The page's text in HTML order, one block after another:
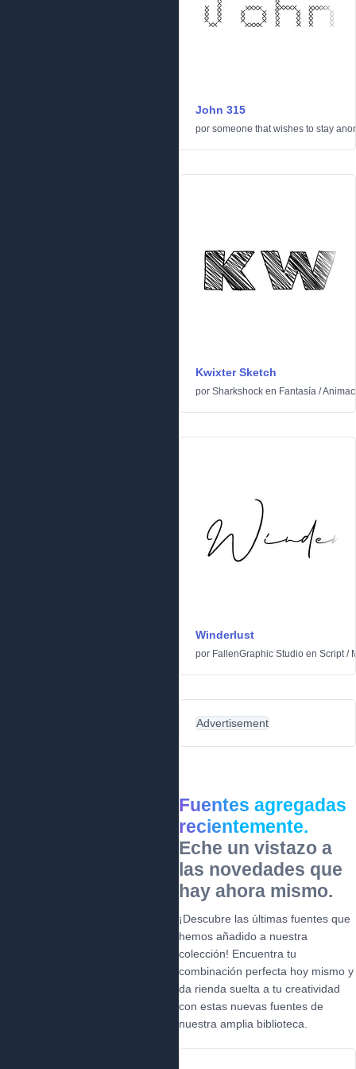
John 315
por someone that wishes to stay
Kwixter Sketch
por Sharkshock en Fantasía /
Winderlust
por FallenGraphic Studio en Script/
Advertisement
Fuentes agregadas
recientemente.
Eche un vistazo a
las novedades que
hay ahora mismo.
¡Descubre las últimas fuentes que
hemos añadido a nuestra
colección! Encuentra tu
combinación perfecta hoy mismo y
da rienda suelta a tu creatividad
con estas nuevas fuentes de
nuestra amplia biblioteca.